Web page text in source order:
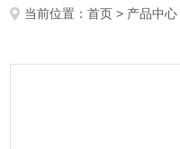
当前位置：首页 > 产品中心